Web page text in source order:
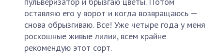
оставляю его у ворот и когда возвращаюсь —
снова обрызгиваю. Все! Уже четыре года у меня
роскошные живые лилии, всем крайне
рекомендую этот сорт.